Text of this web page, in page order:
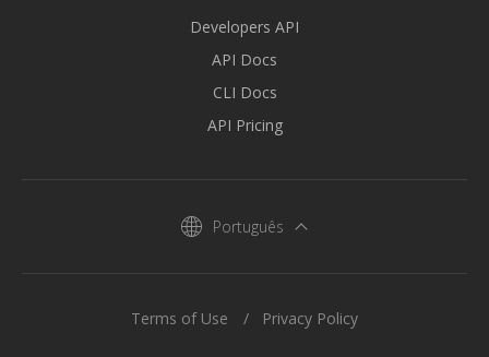
Developers API
API Docs
CLI Docs
API Pricing
Português
Terms of Use Privacy Policy